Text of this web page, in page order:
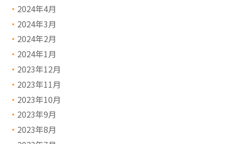
2024年4月
2024年3月
2024年2月
2024年1月
2023年12月
2023年11月
2023年10月
2023年9月
2023年8月